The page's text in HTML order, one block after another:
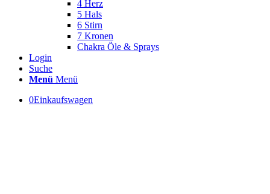
4 Herz
5 Hals
6 Stirn
7 Kronen
Chakra Öle & Sprays
Login
Suche
Menü Menü
0Einkaufswagen